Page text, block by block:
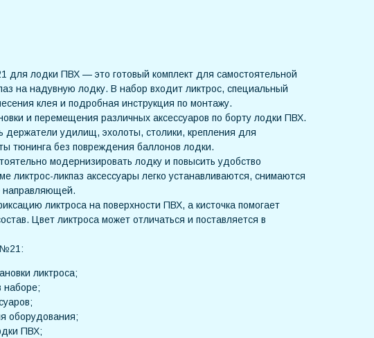
для лодки ПВХ — это готовый комплект для самостоятельной
на надувную лодку. В набор входит ликтрос, специальный
клея и подробная инструкция по монтажу.
и перемещения различных аксессуаров по борту лодки ПВХ.
держатели удилищ, эхолоты, столики, крепления для
тюнинга без повреждения баллонов лодки.
модернизировать лодку и повысить удобство
ликтрос-ликпаз аксессуары легко устанавливаются, снимаются
направляющей.
ликтроса на поверхности ПВХ, а кисточка помогает
Цвет ликтроса может отличаться и поставляется в
№21:
ликтроса;
наборе;
оборудования;
ПВХ;